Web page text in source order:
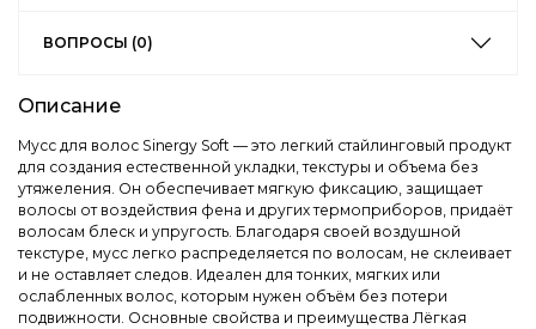
ВОПРОСЫ (0)
Описание
Мусс для волос Sinergy Soft — это легкий стайлинговый продукт
для создания естественной укладки, текстуры и объема без
утяжеления. Он обеспечивает мягкую фиксацию, защищает
волосы от воздействия фена и других термоприборов, придаёт
волосам блеск и упругость. Благодаря своей воздушной
текстуре, мусс легко распределяется по волосам, не склеивает
и не оставляет следов. Идеален для тонких, мягких или
ослабленных волос, которым нужен объём без потери
подвижности. Основные свойства и преимущества Лёгкая